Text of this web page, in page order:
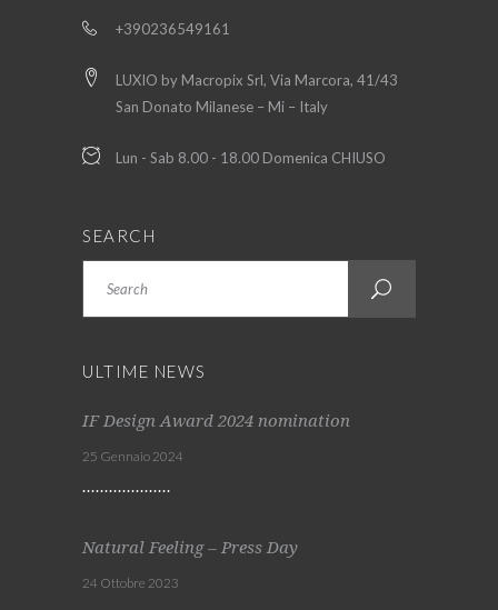
+390236549161
LUXIO by Macropix Srl, Via Marcora, 41/43
San Donato Milanese – Mi – Italy
Lun - Sab 8.00 - 18.00 Domenica CHIUSO
SEARCH
ULTIME NEWS
IF Design Award 2024 nomination
25 Gennaio 2024
Natural Feeling – Press Day
24 Ottobre 2023